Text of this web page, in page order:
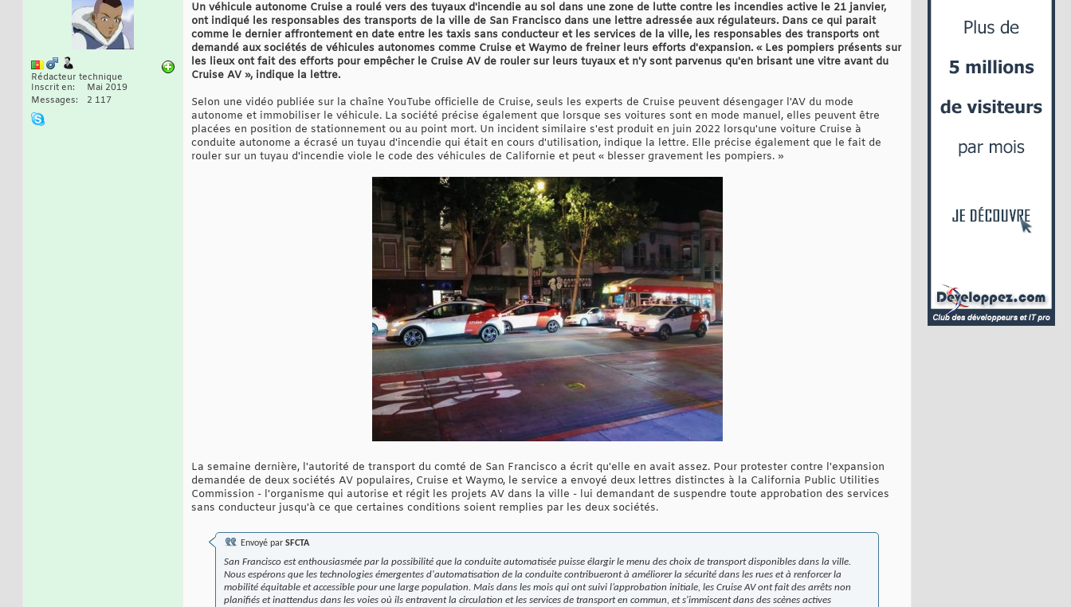
Rédacteur technique
Inscrit en
Mai 2019
Messages
2 117
Un véhicule autonome Cruise a roulé vers des tuyaux d'incendie au sol dans une zone de lutte contre les incendies active le 21 janvier,
ont indiqué les responsables des transports de la ville de San Francisco dans une lettre adressée aux régulateurs. Dans ce qui parait
comme le dernier affrontement en date entre les taxis sans conducteur et les services de la ville, les responsables des transports ont
demandé aux sociétés de véhicules autonomes comme Cruise et Waymo de freiner leurs efforts d'expansion. « Les pompiers présents sur
les lieux ont fait des efforts pour empêcher le Cruise AV de rouler sur leurs tuyaux et n'y sont parvenus qu'en brisant une vitre avant du
Cruise AV », indique la lettre.
Selon une vidéo publiée sur la chaîne YouTube officielle de Cruise, seuls les experts de Cruise peuvent désengager l'AV du mode
autonome et immobiliser le véhicule. La société précise également que lorsque ses voitures sont en mode manuel, elles peuvent être
placées en position de stationnement ou au point mort. Un incident similaire s'est produit en juin 2022 lorsqu'une voiture Cruise à
conduite autonome a écrasé un tuyau d'incendie qui était en cours d'utilisation, indique la lettre. Elle précise également que le fait de
rouler sur un tuyau d'incendie viole le code des véhicules de Californie et peut « blesser gravement les pompiers. »
La semaine dernière, l'autorité de transport du comté de San Francisco a écrit qu'elle en avait assez. Pour protester contre l'expansion
demandée de deux sociétés AV populaires, Cruise et Waymo, le service a envoyé deux lettres distinctes à la California Public Utilities
Commission - l'organisme qui autorise et régit les projets AV dans la ville - lui demandant de suspendre toute approbation des services
sans conducteur jusqu'à ce que certaines conditions soient remplies par les deux sociétés.
Envoyé par SFCTA
San Francisco est enthousiasmée par la possibilité que la conduite automatisée puisse élargir le menu des choix de transport disponibles dans la ville.
Nous espérons que les technologies émergentes d'automatisation de la conduite contribueront à améliorer la sécurité dans les rues et à renforcer la
mobilité équitable et accessible pour une large population. Mais dans les mois qui ont suivi l’approbation initiale, les Cruise AV ont fait des arrêts non
planifiés et inattendus dans les voies où ils entravent la circulation et les services de transport en commun, et s'immiscent dans des scènes actives